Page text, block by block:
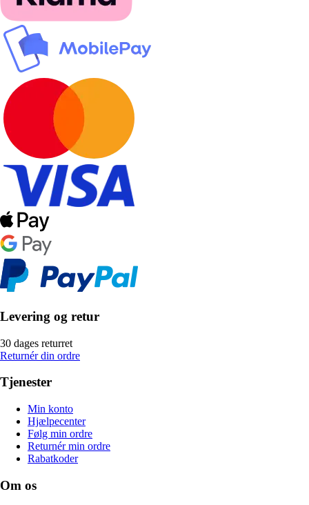
Levering og retur
30 dages returret
Returnér din ordre
Tjenester
Min konto
Hjælpecenter
Følg min ordre
Returnér min ordre
Rabatkoder
Om os